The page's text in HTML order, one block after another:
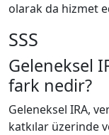
olarak da hizmet
SSS
Geleneksel
fark nedir?
Geleneksel IRA,
katkılar üzerinde